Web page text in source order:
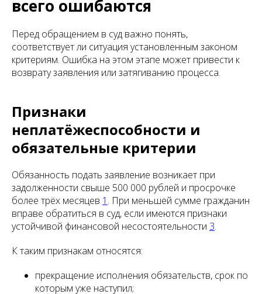
всего ошибаются
Перед обращением в суд важно понять,
соответствует ли ситуация установленным законом
критериям. Ошибка на этом этапе может привести к
возврату заявления или затягиванию процесса.
Признаки
неплатёжеспособности и
обязательные критерии
Обязанность подать заявление возникает при
задолженности свыше 500 000 рублей и просрочке
более трёх месяцев 1 . При меньшей сумме гражданин
вправе обратиться в суд, если имеются признаки
устойчивой финансовой несостоятельности 3.
К таким признакам относятся:
прекращение исполнения обязательств, срок по
которым уже наступил;